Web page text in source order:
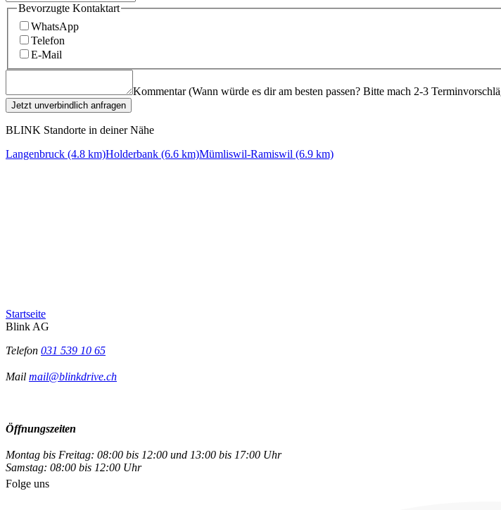
Bevorzugte Kontaktart
WhatsApp
Telefon
E-Mail
Kommentar (Wann würde es dir am besten passen? Bitte mach 2-3
Jetzt unverbindlich anfragen
BLINK Standorte in deiner Nähe
Langenbruck (4.8 km)Holderbank (6.6 km)Mümliswil-Ramiswil (6.9 km)
Startseite
Blink AG
Telefon 031 539 10 65
Mail mail@blinkdrive.ch
Öffnungszeiten
Montag bis Freitag: 08:00 bis 12:00 und 13:00 bis 17:00 Uhr
Samstag: 08:00 bis 12:00 Uhr
Folge uns